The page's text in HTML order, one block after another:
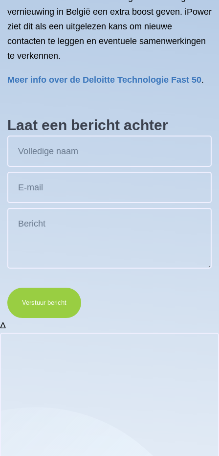
vernieuwing in België een extra boost geven. iPower
ziet dit als een uitgelezen kans om nieuwe
contacten te leggen en eventuele samenwerkingen
te verkennen.
Meer info over de Deloitte Technologie Fast 50.
Laat een bericht achter
Verstuur bericht
Δ